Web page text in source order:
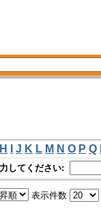
H J K L M N O P Q
してください:
表示件数